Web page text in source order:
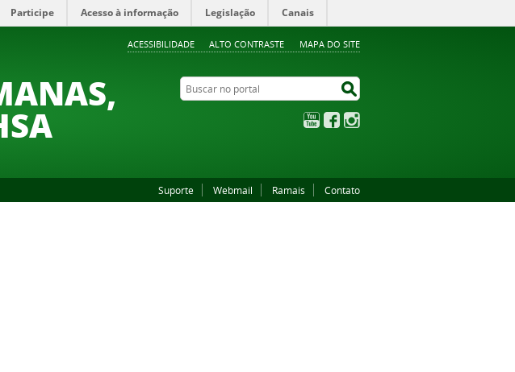
ACESSIBILIDADE ALTO CONTRASTE MAPA DO SITE
Participe Acesso à informação Legislação Canais
Buscar no portal
YouTubeFacebook
Suporte Webmail Ramais Contato